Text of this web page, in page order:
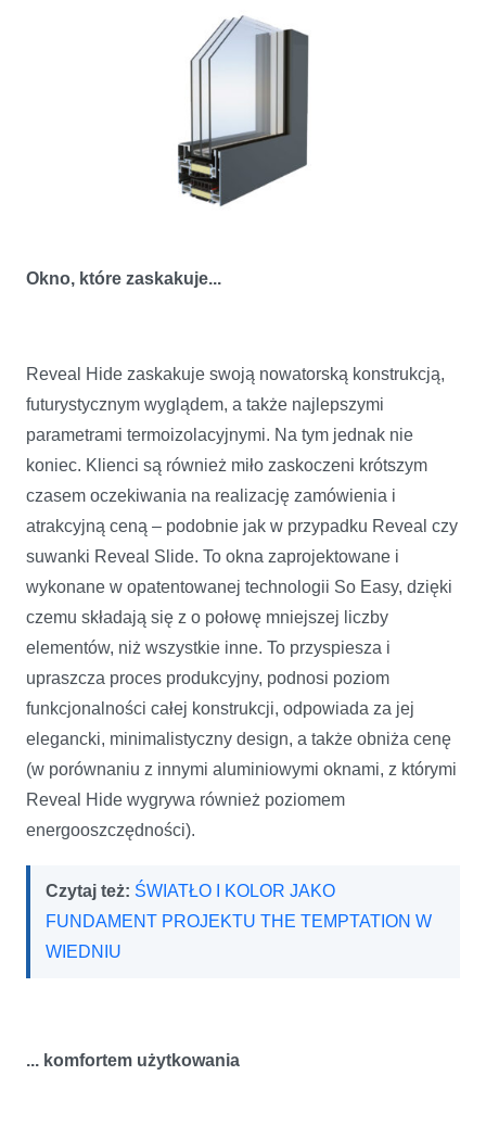
Okno, które zaskakuje...
Reveal Hide zaskakuje swoją nowatorską konstrukcją,
futurystycznym wyglądem, a także najlepszymi
parametrami termoizolacyjnymi. Na tym jednak nie
koniec. Klienci są również miło zaskoczeni krótszym
czasem oczekiwania na realizację zamówienia i
atrakcyjną ceną – podobnie jak w przypadku Reveal czy
suwanki Reveal Slide. To okna zaprojektowane i
wykonane w opatentowanej technologii So Easy, dzięki
czemu składają się z o połowę mniejszej liczby
elementów, niż wszystkie inne. To przyspiesza i
upraszcza proces produkcyjny, podnosi poziom
funkcjonalności całej konstrukcji, odpowiada za jej
elegancki, minimalistyczny design, a także obniża cenę
(w porównaniu z innymi aluminiowymi oknami, z którymi
Reveal Hide wygrywa również poziomem
energooszczędności).
Czytaj też: ŚWIATŁO I KOLOR JAKO
FUNDAMENT PROJEKTU THE TEMPTATION W
WIEDNIU
... komfortem użytkowania